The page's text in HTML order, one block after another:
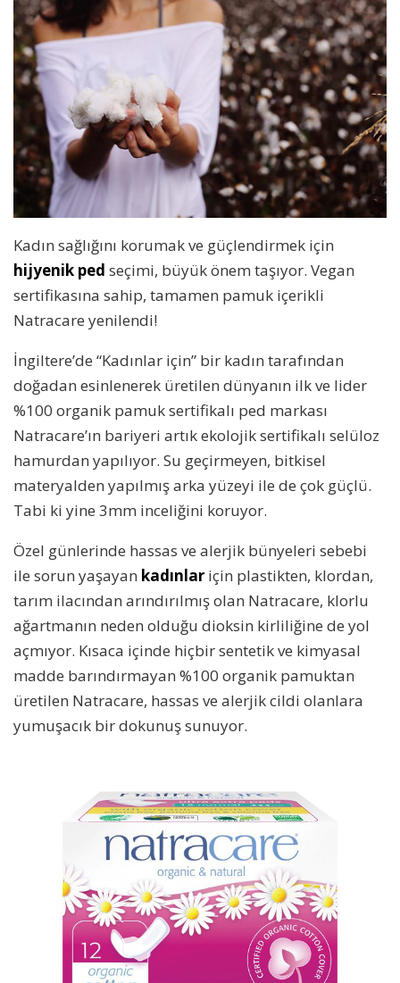
Kadın sağlığını korumak ve güçlendirmek için
hijyenik ped seçimi, büyük önem taşıyor. Vegan
sertifikasına sahip, tamamen pamuk içerikli
Natracare yenilendi!
İngiltere’de “Kadınlar için” bir kadın tarafından
doğadan esinlenerek üretilen dünyanın ilk ve lider
%100 organik pamuk sertifikalı ped markası
Natracare’ın bariyeri artık ekolojik sertifikalı selüloz
hamurdan yapılıyor. Su geçirmeyen, bitkisel
materyalden yapılmış arka yüzeyi ile de çok güçlü.
Tabi ki yine 3mm inceliğini koruyor.
Özel günlerinde hassas ve alerjik bünyeleri sebebi
ile sorun yaşayan kadınlar için plastikten, klordan,
tarım ilacından arındırılmış olan Natracare, klorlu
ağartmanın neden olduğu dioksin kirliliğine de yol
açmıyor. Kısaca içinde hiçbir sentetik ve kimyasal
madde barındırmayan %100 organik pamuktan
üretilen Natracare, hassas ve alerjik cildi olanlara
yumuşacık bir dokunuş sunuyor.